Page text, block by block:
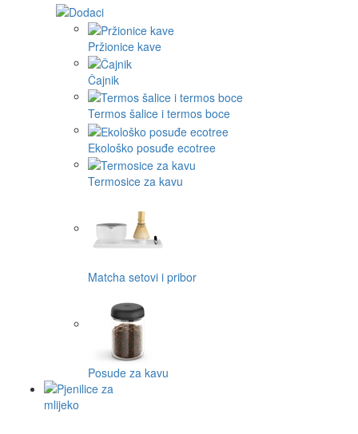
Pržionice kave
Čajnik
Termos šalice i termos boce
Ekološko posuđe ecotree
Termosice za kavu
Matcha setovi i pribor
Posude za kavu